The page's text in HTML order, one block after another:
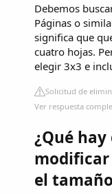
Debemos
Páginas o
significa que
cuatro hojas.
elegir 3x3 e
Solicitud de
Ver respuesta
¿Qué
el